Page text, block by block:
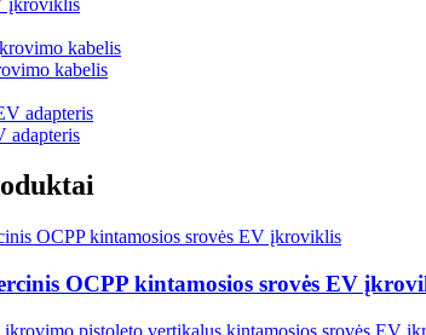
kabelis
kabelis
adapteris
adapteris
OCPP kintamosios srovės EV